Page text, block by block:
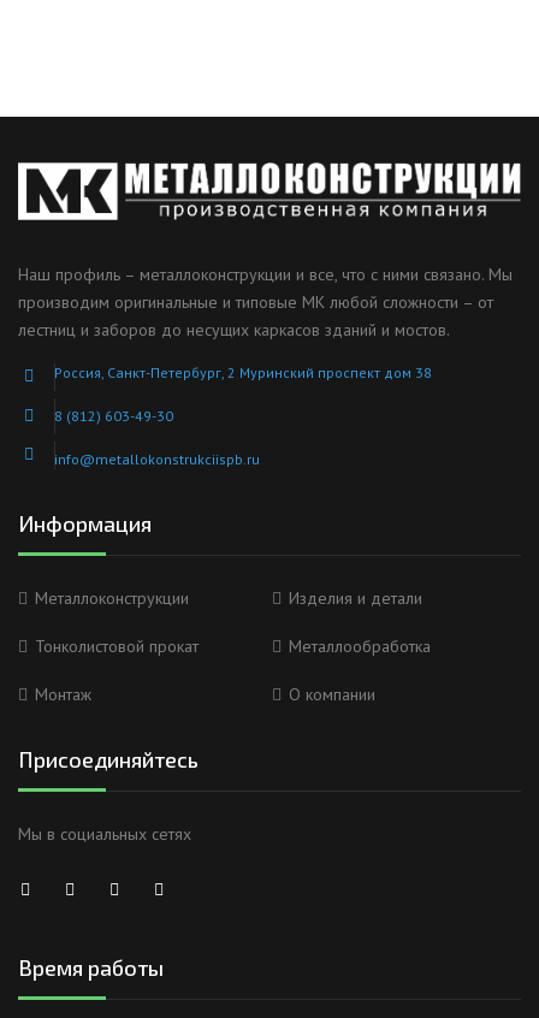
Наш профиль – металлоконструкции и все, что с ними связано. Мы
производим оригинальные и типовые МК любой сложности – от
лестниц и заборов до несущих каркасов зданий и мостов.
Россия, Санкт-Петербург, 2 Муринский проспект дом 38
8 (812) 603-49-30
info@metallokonstrukciispb.ru
Информация
Металлоконструкции Изделия и детали
Тонколистовой прокат Металлообработка
Монтаж О компании
Присоединяйтесь
Мы в социальных сетях
Время работы